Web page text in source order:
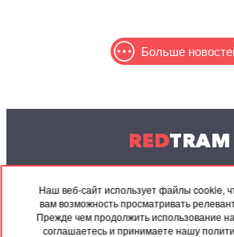
Наш веб-сайт использует файлы cookie,
вам возможность просматривать
Прежде чем продолжить использование
соглашаетесь и принимаете нашу
Больше
REDTRAM
© 2004-2026 Redtram,
Сотрудничество
Архив